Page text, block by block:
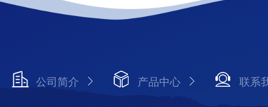
公司简介 产品中心 联系